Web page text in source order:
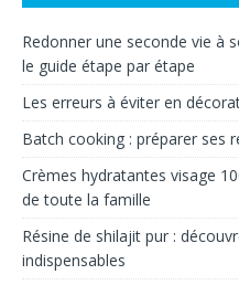
Redonner une seconde vie à
le guide étape par étape
Les erreurs à éviter en
Batch cooking : préparer ses
Crèmes hydratantes visage
de toute la famille
Résine de shilajit pur :
indispensables